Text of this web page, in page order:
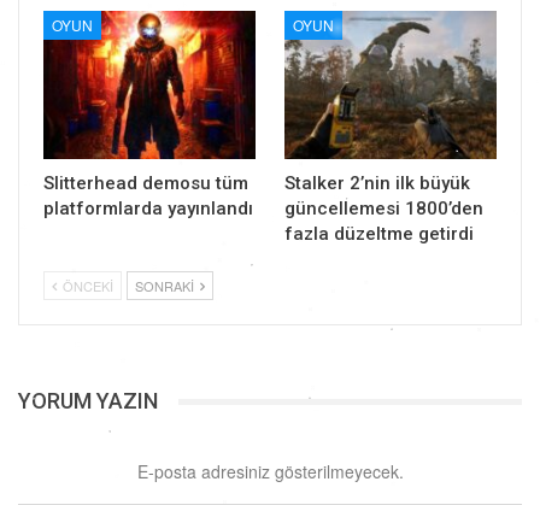
OYUN
Slitterhead demosu tüm
platformlarda yayınlandı
OYUN
Stalker 2’nin ilk büyük
güncellemesi 1800’den
fazla düzeltme getirdi
ÖNCEKI SONRAKI
YORUM YAZIN
E-posta adresiniz gösterilmeyecek.